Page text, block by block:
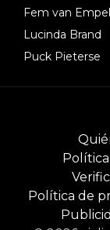
Fem van Empel
Lucinda Brand
Puck Pieterse
Política de